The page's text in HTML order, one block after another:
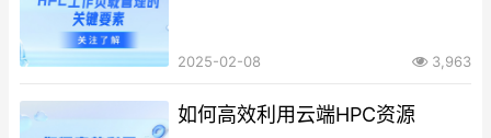
2025-02-08 3,963
如何高效利用云端HPC资源